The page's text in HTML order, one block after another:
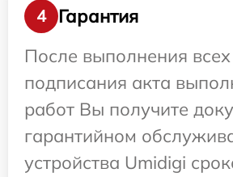
4
Гарантия
После выполнения
подписания акта
работ Вы получите
гарантийном
устройства Umidigi